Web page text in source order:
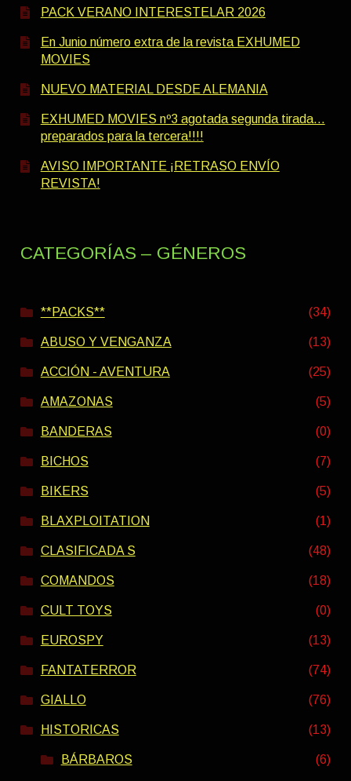
PACK VERANO INTERESTELAR 2026
En Junio número extra de la revista EXHUMED
MOVIES
NUEVO MATERIAL DESDE ALEMANIA
EXHUMED MOVIES nº3 agotada segunda tirada…
preparados para la tercera!!!!
AVISO IMPORTANTE ¡RETRASO ENVÍO
REVISTA!
CATEGORÍAS – GÉNEROS
**PACKS** (34)
ABUSO Y VENGANZA (13)
ACCIÓN - AVENTURA (25)
AMAZONAS (5)
BANDERAS (0)
BICHOS (7)
BIKERS (5)
BLAXPLOITATION (1)
CLASIFICADA S (48)
COMANDOS (18)
CULT TOYS (0)
EUROSPY (13)
FANTATERROR (74)
GIALLO (76)
HISTORICAS (13)
BÁRBAROS (6)